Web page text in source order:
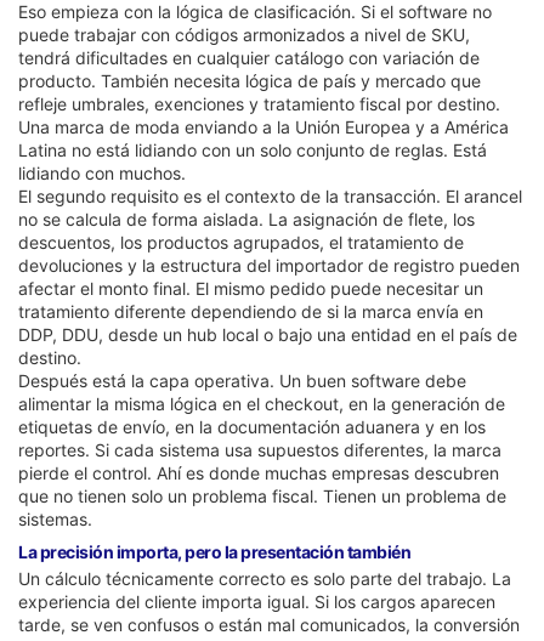
Eso empieza con la lógica de clasificación. Si el software no
puede trabajar con códigos armonizados a nivel de SKU,
tendrá dificultades en cualquier catálogo con variación de
producto. También necesita lógica de país y mercado que
refleje umbrales, exenciones y tratamiento fiscal por destino.
Una marca de moda enviando a la Unión Europea y a América
Latina no está lidiando con un solo conjunto de reglas. Está
lidiando con muchos.
El segundo requisito es el contexto de la transacción. El arancel
no se calcula de forma aislada. La asignación de flete, los
descuentos, los productos agrupados, el tratamiento de
devoluciones y la estructura del importador de registro pueden
afectar el monto final. El mismo pedido puede necesitar un
tratamiento diferente dependiendo de si la marca envía en
DDP, DDU, desde un hub local o bajo una entidad en el país de
destino.
Después está la capa operativa. Un buen software debe
alimentar la misma lógica en el checkout, en la generación de
etiquetas de envío, en la documentación aduanera y en los
reportes. Si cada sistema usa supuestos diferentes, la marca
pierde el control. Ahí es donde muchas empresas descubren
que no tienen solo un problema fiscal. Tienen un problema de
sistemas.
La precisión importa, pero la presentación también
Un cálculo técnicamente correcto es solo parte del trabajo. La
experiencia del cliente importa igual. Si los cargos aparecen
tarde, se ven confusos o están mal comunicados, la conversión